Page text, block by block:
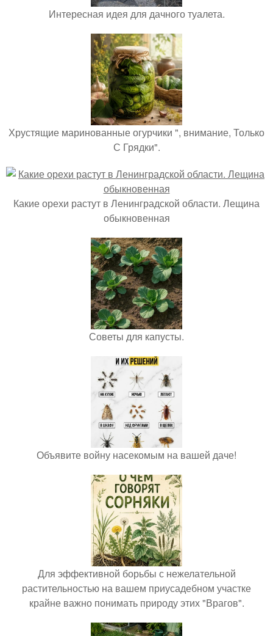
Интересная идея для дачного туалета.
Хрустящие маринованные огурчики ", внимание, Только
С Грядки".
Какие орехи растут в Ленинградской области. Лещина
обыкновенная
Советы для капусты.
Объявите войну насекомым на вашей даче!
Для эффективной борьбы с нежелательной
растительностью на вашем приусадебном участке
крайне важно понимать природу этих "Врагов".